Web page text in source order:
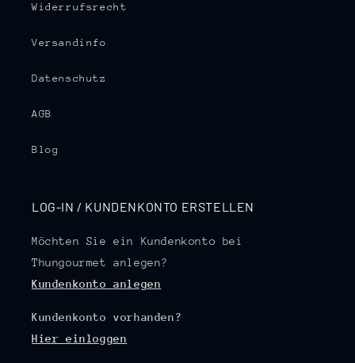
Widerrufsrecht
Versandinfo
Datenschutz
AGB
Blog
LOG-IN / KUNDENKONTO ERSTELLEN
Möchten Sie ein Kundenkonto bei
Thungourmet anlegen?
Kundenkonto anlegen
Kundenkonto vorhanden?
Hier einloggen